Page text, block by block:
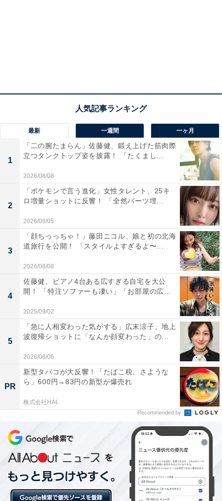
最新 一週間 一ヶ月
1
「二の腕たまらん」佐藤健、鍛え上げた筋肉際
立つタンクトップ姿を披露！ 「たくまし...
2026/08/08
2
「ポケモンで言う進化」女性タレント、25キ
ロ増量ショットに反響！ 「全然パーツ埋...
2026/08/05
3
「顔ちっっちゃ！」藤田ニコル、娘と初の北海
道旅行を公開！ 「スタイルよすぎるよ〜...
2026/08/08
4
佐藤健、ピアノ4台ある広すぎる自宅を大公
開！ 「特注ソファーも凄い」「お部屋の広...
2025/09/02
5
「急に人相変わった気がする」広末涼子、地上
波復帰ショットに「なんか顔変わった」の...
2026/08/06
PR
新型タバコが大反響！「たばこ税、さような
ら」600円→83円の新型が爆売れ
株式会社HAL
Recommended by